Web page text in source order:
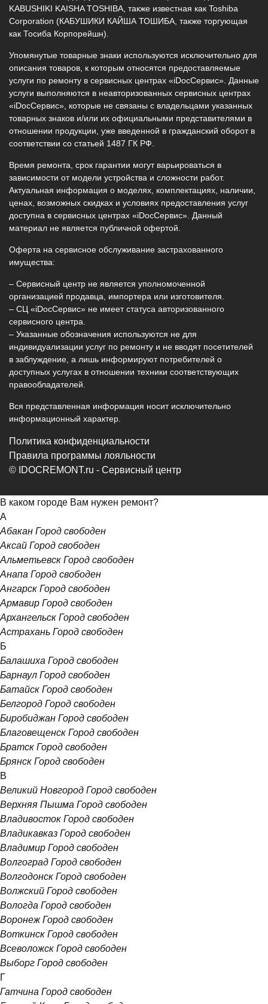
KABUSHIKI KAISHA TOSHIBA, также известная как Toshiba
Corporation (КАБУШИКИ КАЙША ТОШИБА, также торгующая
как Тосиба Корпорейшн).
Упомянутые товарные знаки используются исключительно для
описания товаров, к которым относятся предоставляемые
услуги по ремонту в сервисных центрах «iDocСервис». Данные
услуги выполняются в неавторизованных сервисных центрах
«iDocСервис», которые не связаны с владельцами указанных
товарных знаков и/или их официальными представителями в
отношении продукции, уже введенной в гражданский оборот в
соответствии со статьей 1487 ГК РФ.
Время ремонта, срок гарантии могут варьироваться в
зависимости от модели устройства и сложности работ.
Актуальная информация о моделях, комплектациях, наличии,
ценах, возможных скидках и условиях предоставления услуг
доступна в сервисных центрах «iDocСервис». Данный
материал не является публичной офертой.
Оферта на сервисное обслуживание застрахованного
имущества:
– Сервисный центр не является уполномоченной
организацией продавца, импортера или изготовителя.
– СЦ «iDocСервис» не имеет статуса авторизованного
сервисного центра.
– Указанные обозначения используются не для
индивидуализации услуг по ремонту и не вводят посетителей
в заблуждение, а лишь информируют потребителей о
доступных услугах в отношении техники соответствующих
правообладателей.
Вся представленная информация носит исключительно
информационный характер.
Политика конфиденциальности
Правила программы лояльности
© IDOCREMONT.ru - Сервисный центр
В каком городе Вам нужен ремонт?
А
Абакан Город свободен
Аксай Город свободен
Альметьевск Город свободен
Анапа Город свободен
Ангарск Город свободен
Армавир Город свободен
Архангельск Город свободен
Астрахань Город свободен
Б
Балашиха Город свободен
Барнаул Город свободен
Батайск Город свободен
Белгород Город свободен
Биробиджан Город свободен
Благовещенск Город свободен
Братск Город свободен
Брянск Город свободен
В
Великий Новгород Город свободен
Верхняя Пышма Город свободен
Владивосток Город свободен
Владикавказ Город свободен
Владимир Город свободен
Волгоград Город свободен
Волгодонск Город свободен
Волжский Город свободен
Вологда Город свободен
Воронеж Город свободен
Воткинск Город свободен
Всеволожск Город свободен
Выборг Город свободен
Г
Гатчина Город свободен